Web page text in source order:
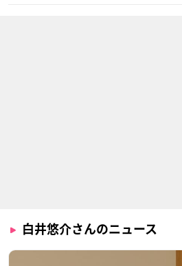
双循 二階堂大和
白井悠介さんのニュース